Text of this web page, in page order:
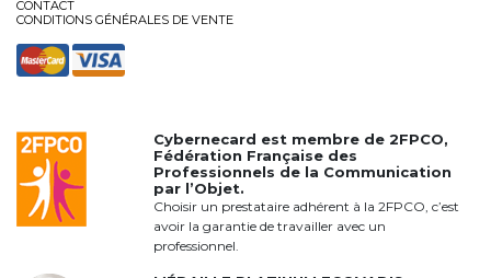
CONTACT
CONDITIONS GÉNÉRALES DE VENTE
Cybernecard est membre de2FPCO,
Fédération Française des
Professionnels de la Communication
par l’Objet.
Choisir un prestataire adhérent à la 2FPCO, c’est
avoir la garantie de travailler avec un
professionnel.